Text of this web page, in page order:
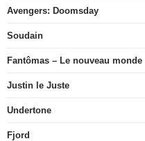
Avengers: Doomsday
Soudain
Fantômas – Le nouveau monde
Justin le Juste
Undertone
Fjord